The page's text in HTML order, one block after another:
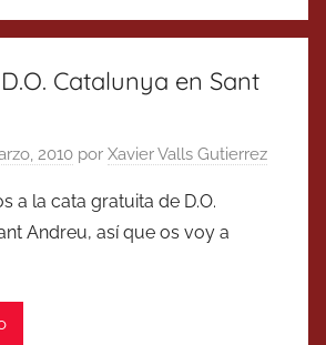
Catalunya en Sant
2010 por Xavier Valls Gutierrez
a la cata gratuita de D.O.
Andreu, así que os voy a